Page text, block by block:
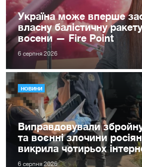
Україна може вперше
власну балістичну
восени — Fire Point
6 серпня 2026
НОВИНИ
Виправдовували
та воєнні злочини
викрила чотирьох
6 серпня 2026